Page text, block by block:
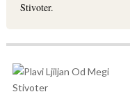
Stivoter.